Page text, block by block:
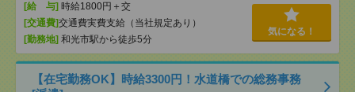
[給 与] 時給1800円＋交
[交通費]交通費実費支給（当社規定あり）
[勤務地] 和光市駅から徒歩5分
気になる！
【在宅勤務OK】時給3300円！水道橋での総務事務